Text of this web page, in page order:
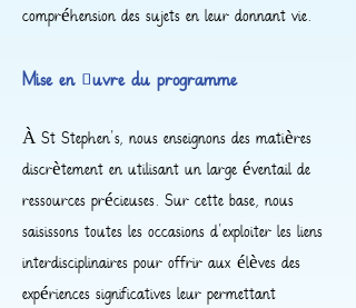
compréhension des sujets en leur donnant vie.
Mise en œuvre du programme
À St Stephen's, nous enseignons des matières
discrètement en utilisant un large éventail de
ressources précieuses. Sur cette base, nous
saisissons toutes les occasions d'exploiter les liens
interdisciplinaires pour offrir aux élèves des
expériences significatives leur permettant